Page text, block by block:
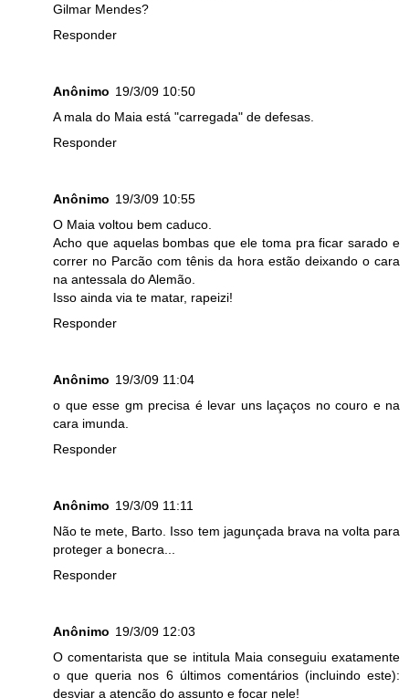
Gilmar Mendes?
Responder
Anônimo 19/3/09 10:50
A mala do Maia está "carregada" de defesas.
Responder
Anônimo 19/3/09 10:55
O Maia voltou bem caduco.
Acho que aquelas bombas que ele toma pra ficar sarado e
correr no Parcão com tênis da hora estão deixando o cara
na antessala do Alemão.
Isso ainda via te matar, rapeizi!
Responder
Anônimo 19/3/09 11:04
o que esse gm precisa é levar uns laçaços no couro e na
cara imunda.
Responder
Anônimo 19/3/09 11:11
Não te mete, Barto. Isso tem jagunçada brava na volta para
proteger a bonecra...
Responder
Anônimo 19/3/09 12:03
O comentarista que se intitula Maia conseguiu exatamente
o que queria nos 6 últimos comentários (incluindo este):
desviar a atenção do assunto e focar nele!